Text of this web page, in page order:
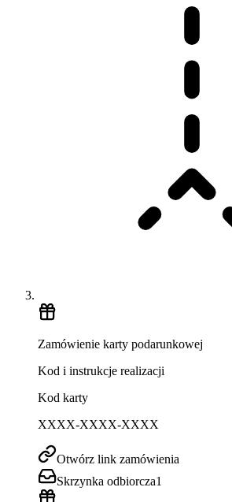
Zamówienie karty podarunkowej
Kod i instrukcje realizacji
Kod karty
XXXX-XXXX-XXXX
Otwórz link zamówienia
Skrzynka odbiorcza1